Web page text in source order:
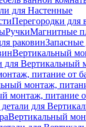
для Настенные
Перегородки
РучкиМагнитные
раковинЗапасные
Вертикальный
для Вертикальный
питание от
монтаж,
монтаж, питание
для
Вертикальный